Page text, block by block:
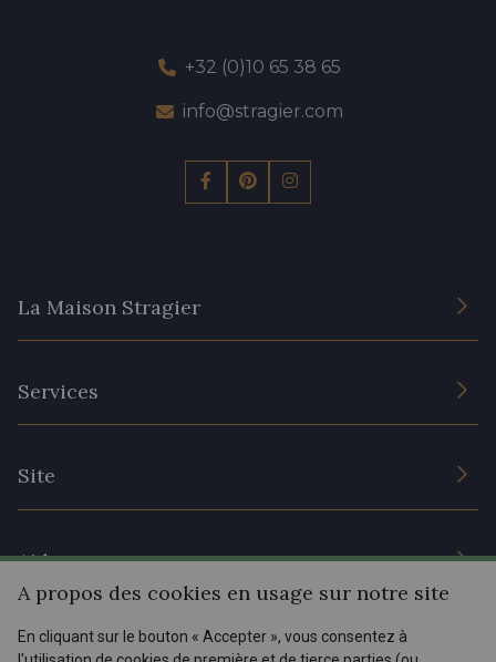
+32 (0)10 65 38 65
info@stragier.com
La Maison Stragier
Services
Site
Prix réduits
Aide
Livraison : France, Belgique, International
Menu
A propos des cookies en usage sur notre site
En cliquant sur le bouton « Accepter », vous consentez à